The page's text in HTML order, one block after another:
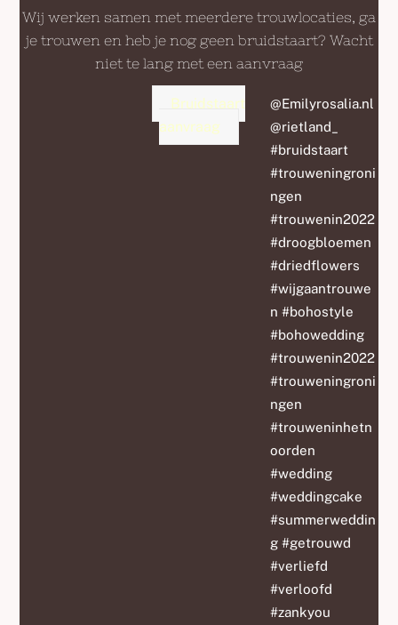
Wij werken samen met meerdere trouwlocaties, ga
je trouwen en heb je nog geen bruidstaart? Wacht
niet te lang met een aanvraag
Bruidstaart
aanvraag
@Emilyrosalia.nl
@rietland_
#bruidstaart
#trouweningroni
ngen
#trouwenin2022
#droogbloemen
#driedflowers
#wijgaantrouwe
n #bohostyle
#bohowedding
#trouwenin2022
#trouweningroni
ngen
#trouweninhetn
oorden
#wedding
#weddingcake
#summerweddin
g #getrouwd
#verliefd
#verloofd
#zankyou